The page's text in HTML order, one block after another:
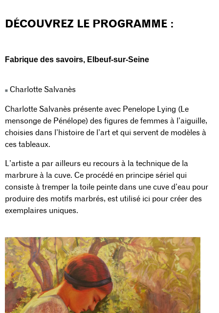
DÉCOUVREZ LE PROGRAMME :
Fabrique des savoirs, Elbeuf-sur-Seine
Charlotte Salvanès
Charlotte Salvanès présente avec Penelope Lying (Le
mensonge de Pénélope) des figures de femmes à l’aiguille,
choisies dans l’histoire de l’art et qui servent de modèles à
ces tableaux.
L’artiste a par ailleurs eu recours à la technique de la
marbrure à la cuve. Ce procédé en principe sériel qui
consiste à tremper la toile peinte dans une cuve d’eau pour
produire des motifs marbrés, est utilisé ici pour créer des
exemplaires uniques.